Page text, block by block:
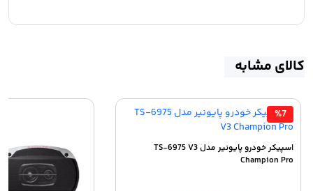
کالای مشابه
%7
اسپیکر خودرو پایونیر مدل TS-6975 V3
Champion Pro